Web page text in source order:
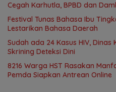
Cegah Karhutla, BPBD dan
Festival Tunas Bahasa Ibu
Lestarikan Bahasa Daerah
Sudah ada 24 Kasus HIV, Dinas
Skrining Deteksi Dini
8216 Warga HST Rasakan
Pemda Siapkan Antrean Online